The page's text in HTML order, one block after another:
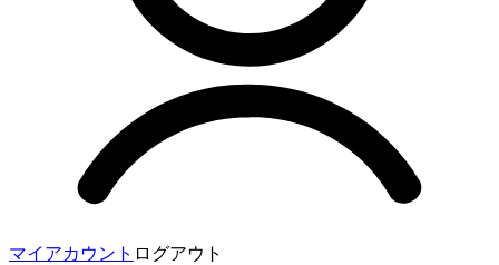
マイアカウント ログアウト